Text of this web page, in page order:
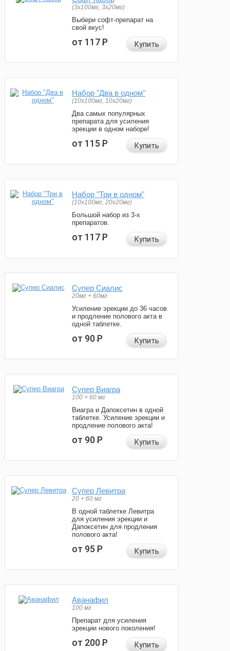
(3x100мг, 3x20мг)
Выбери софт-препарат на
свой вкус!
от 117Р Купить
Набор "Два в одном"
(10x100мг, 10x20мг)
Два самых популярных
препарата для усиления
эрекции в одном наборе!
от 115Р Купить
Набор "Три в одном"
(10x100мг, 20x20мг)
Большой набор из 3-х
препаратов.
от 117Р Купить
Супер Сиалис
20мг + 60мг
Усиление эрекции до 36 часов
и продление полового акта в
одной таблетке.
от 90Р Купить
Супер Виагра
100 + 60 мг
Виагра и Дапоксетин в одной
таблетке. Усиление эрекции и
продление полового акта!
от 90Р Купить
Супер Левитра
20 + 60 мг
В одной таблетке Левитра
для усиления эрекции и
Дапоксетин для продления
полового акта!
от 95Р Купить
Аванафил
100 мг
Препарат для усиления
эрекции нового поколения!
от 200Р Купить